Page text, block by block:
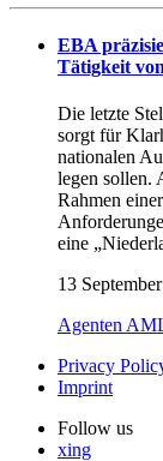
EBA
Tätigkeit
Die letzte
sorgt für
nationalen
legen sollen.
Rahmen
eine
13
Agenten
Privacy
Imprint
Follow us
xing